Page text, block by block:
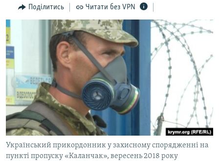
Перейти
до
пошуку
ПОГЛЯД
ІНТЕРВ'Ю
ВСЕ ЗА ДЕНЬ
СПЕЦПРОЕКТИ
ДЕПОРТАЦІЯ
ВІДЕОУРОКИ «ELIFBE»
СВІДЧЕННЯ ОКУПАЦІЇ
УКРАЇНСЬКА ПРОБЛЕМА КРИМУ
ІНФОГРАФІКА
ЯК ОБІЙТИ БЛОКУВАННЯ
Русский
Qırımtatar
ДОЛУЧАЙСЯ!
Поділитись Читати без VPN
Український прикордонник у захисному спорядженні на
пункті пропуску «Каланчак», вересень 2018 року